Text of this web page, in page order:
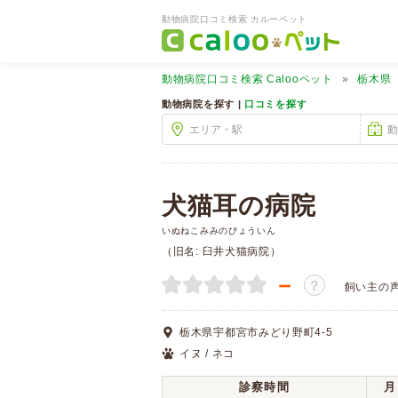
動物病院口コミ検索 カルーペット
動物病院口コミ検索 Calooペット 栃木県
動物病院を探す | 口コミを探す
犬猫耳の病院
いぬねこみみのびょういん
（旧名: 臼井犬猫病院）
－ ？ 飼い主の
栃木県宇都宮市みどり野町4-5
イヌ / ネコ
診察時間 月